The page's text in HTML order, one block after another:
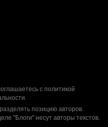
с политикой
.
позицию авторов.
"Блоги" несут авторы текстов.